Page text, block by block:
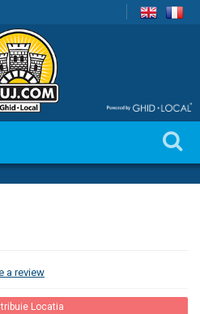
a review
Locatia